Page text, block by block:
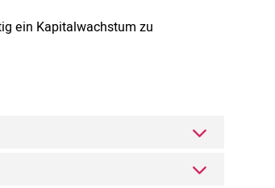
ein Kapitalwachstum zu